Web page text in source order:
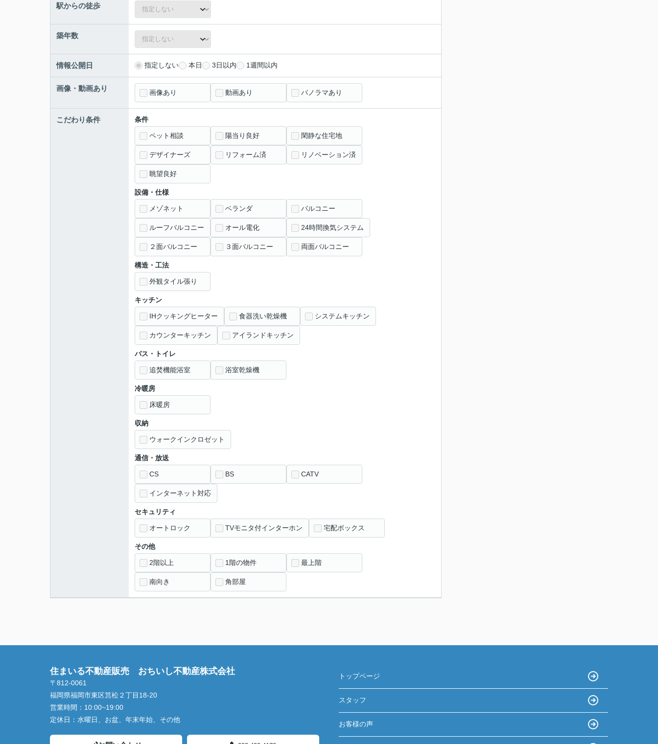
駅からの徒歩
築年数
情報公開日 指定しない 本日 3日以内 1週間以内
画像・動画あり 画像あり 動画あり パノラマあり
こだわり条件 条件
ペット相談 陽当り良好 閑静な住宅地
デザイナーズ リフォーム済 リノベーション済
眺望良好
設備・仕様
メゾネット ベランダ バルコニー
ルーフバルコニー オール電化 24時間換気システム
２面バルコニー ３面バルコニー 両面バルコニー
構造・工法
外観タイル張り
キッチン
IHクッキングヒーター 食器洗い乾燥機 システムキッチン
カウンターキッチン アイランドキッチン
バス・トイレ
追焚機能浴室 浴室乾燥機
冷暖房
床暖房
収納
ウォークインクロゼット
通信・放送
CS BS CATV
インターネット対応
セキュリティ
オートロック TVモニタ付インターホン 宅配ボックス
その他
2階以上 1階の物件 最上階
南向き 角部屋
住まいる不動産販売 おちいし不動産株式会社
〒812-0061
福岡県福岡市東区筥松２丁目18-20
営業時間： 10:00~19:00
定休日： 水曜日、お盆、年末年始、その他
トップページ
スタッフ
お客様の声